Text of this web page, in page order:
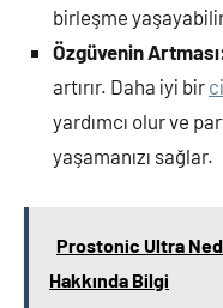
birleşme
Özgüvenin
artırır. Daha iyi bir
yardımcı olur ve
yaşamanızı sağlar.
Prostonic Ultra
Hakkında Bilgi